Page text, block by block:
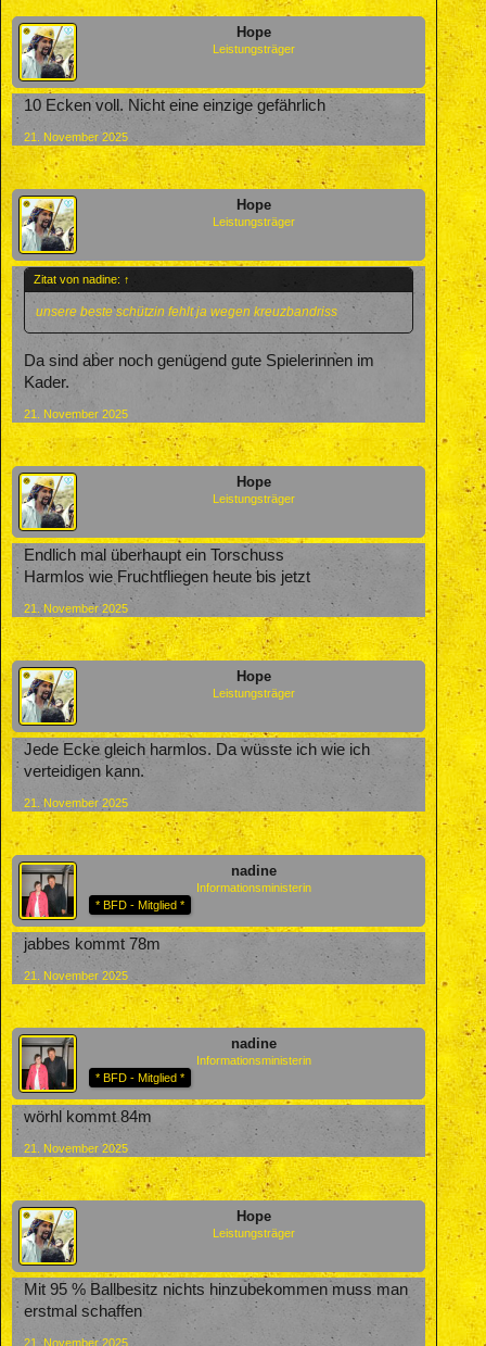
Hope
Leistungsträger
10 Ecken voll. Nicht eine einzige gefährlich
21. November 2025
Hope
Leistungsträger
Zitat von nadine: ↑
unsere beste schützin fehlt ja wegen kreuzbandriss
Da sind aber noch genügend gute Spielerinnen im
Kader.
21. November 2025
Hope
Leistungsträger
Endlich mal überhaupt ein Torschuss
Harmlos wie Fruchtfliegen heute bis jetzt
21. November 2025
Hope
Leistungsträger
Jede Ecke gleich harmlos. Da wüsste ich wie ich
verteidigen kann.
21. November 2025
nadine
Informationsministerin
* BFD - Mitglied *
jabbes kommt 78m
21. November 2025
nadine
Informationsministerin
* BFD - Mitglied *
wörhl kommt 84m
21. November 2025
Hope
Leistungsträger
Mit 95 % Ballbesitz nichts hinzubekommen muss man
erstmal schaffen
21. November 2025